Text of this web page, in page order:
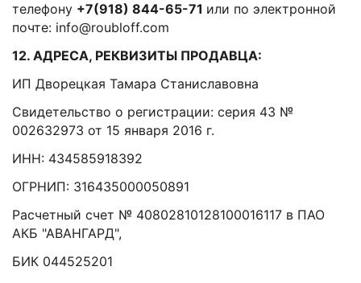
телефону +7(918) 844-65-71 или по электронной
почте: info@roubloff.com
12. АДРЕСА, РЕКВИЗИТЫ ПРОДАВЦА:
ИП Дворецкая Тамара Станиславовна
Свидетельство о регистрации: серия 43 №
002632973 от 15 января 2016 г.
ИНН: 434585918392
ОГРНИП: 316435000050891
Расчетный счет № 40802810128100016117 в ПАО
АКБ "АВАНГАРД",
БИК 044525201